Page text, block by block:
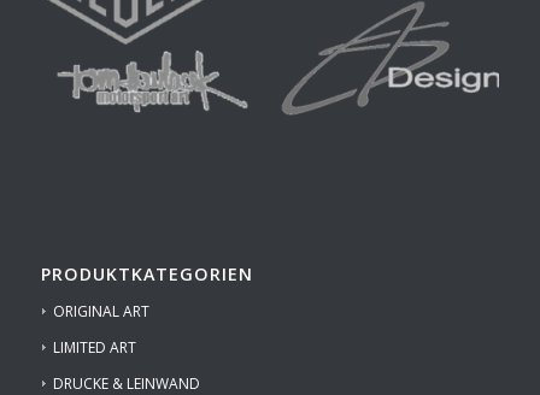
PRODUKTKATEGORIEN
ORIGINAL ART
LIMITED ART
DRUCKE & LEINWAND